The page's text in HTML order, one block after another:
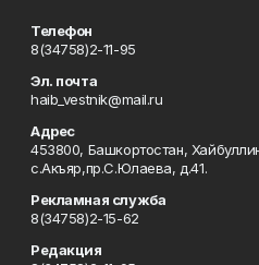
Телефон
8(34758)2-11-95
Эл. почта
haib_vestnik@mail.ru
Адрес
453800, Башкортостан,
с.Акъяр,пр.С.Юлаева, д.41.
Рекламная служба
8(34758)2-15-62
Редакция